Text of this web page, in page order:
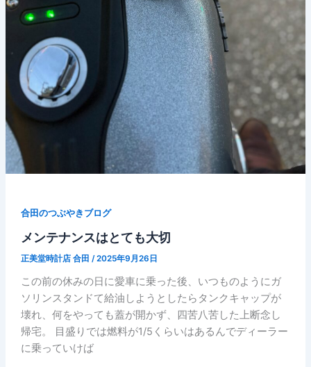
合田のつぶやきブログ
メンテナンスはとても大切
正美堂時計店 合田 /2025年9月26日
この前の休みの日に愛車に乗った後、いつものようにガ
ソリンスタンドて給油しようとしたらタンクキャップが
壊れ、何をやっても蓋が開かず、四苦八苦した上断念し
帰宅。 目盛りでは燃料が1/5くらいはあるんでディーラー
に乗っていけば